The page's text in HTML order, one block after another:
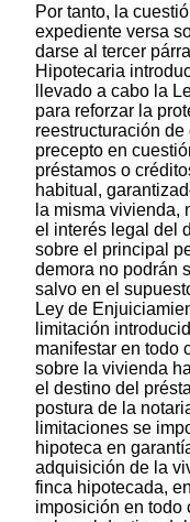
Por tanto, la
expediente versa
darse al tercer
Hipotecaria
llevado a cabo la
para reforzar la
reestructuración
precepto en
préstamos o
habitual,
la misma vivienda,
el interés legal del
sobre el principal
demora no podrán
salvo en el
Ley de
limitación
manifestar en todo
sobre la vivienda
el destino del
postura de la
limitaciones se
hipoteca en
adquisición de la
finca hipotecada,
imposición en todo